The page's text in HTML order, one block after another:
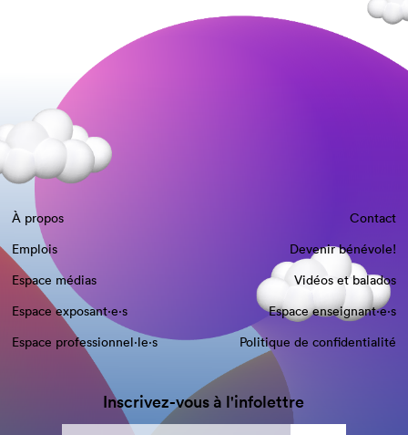
À propos
Contact
Emplois
Devenir bénévole!
Espace médias
Vidéos et balados
Espace exposant·e⋅s
Espace enseignant·e⋅s
Espace professionnel·le⋅s
Politique de confidentialité
Inscrivez-vous à l'infolettre